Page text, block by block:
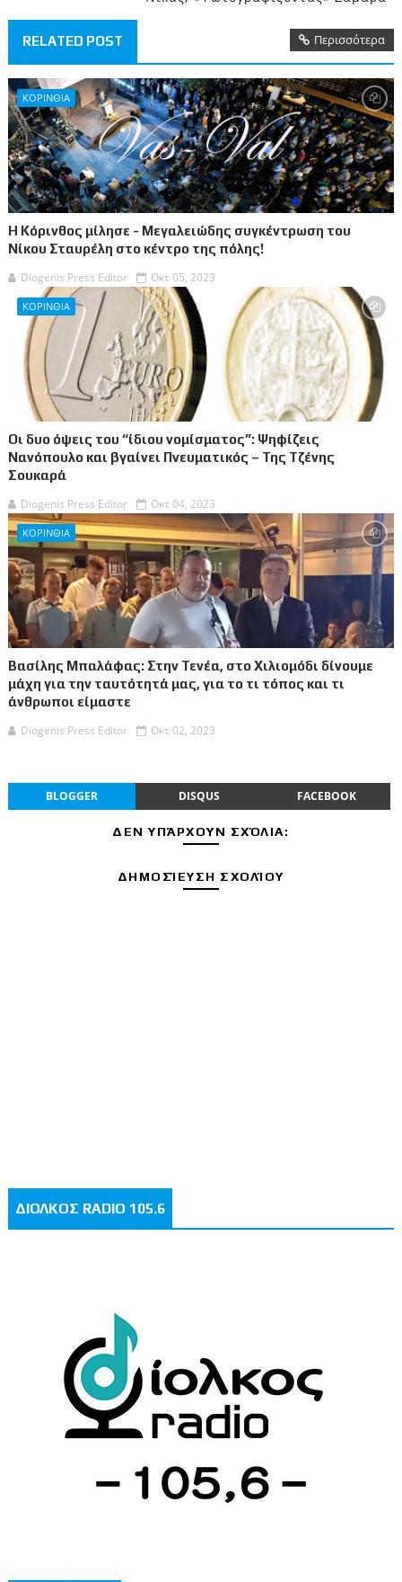
RELATED POST Περισσότερα
ΚΟΡΙΝΘΙΑ
Η Κόρινθος μίλησε - Μεγαλειώδης συγκέντρωση του
Νίκου Σταυρέλη στο κέντρο της πόλης!
Diogenis Press Editor
Οκτ 05, 2023
ΚΟΡΙΝΘΙΑ
Οι δυο όψεις του “ίδιου νομίσματος”: Ψηφίζεις
Νανόπουλο και βγαίνει Πνευματικός – Της Τζένης
Σουκαρά
Diogenis Press Editor
Οκτ 04, 2023
ΚΟΡΙΝΘΙΑ
Βασίλης Μπαλάφας: Στην Τενέα, στο Χιλιομόδι δίνουμε
μάχη για την ταυτότητά μας, για το τι τόπος και τι
άνθρωποι είμαστε
Diogenis Press Editor
Οκτ 02, 2023
BLOGGER DISQUS FACEBOOK
ΔΕΝ ΥΠΆΡΧΟΥΝ ΣΧΌΛΙΑ:
ΔΗΜΟΣΊΕΥΣΗ ΣΧΟΛΊΟΥ
ΔΙΟΛΚΟΣ RADIO 105.6